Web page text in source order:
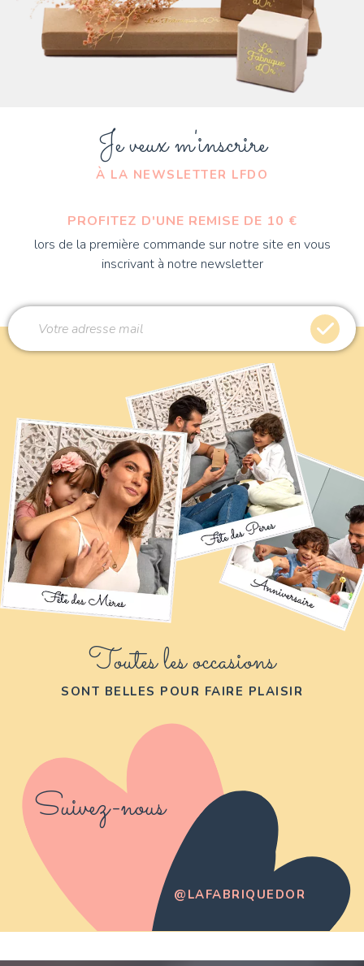
Je veux m'inscrire
À LA NEWSLETTER LFDO
PROFITEZ D'UNE REMISE DE 10 €
lors de la première commande sur notre site en vous
inscrivant à notre newsletter
Toutes les occasions
SONT BELLES POUR FAIRE PLAISIR
Suivez-nous
@LAFABRIQUEDOR